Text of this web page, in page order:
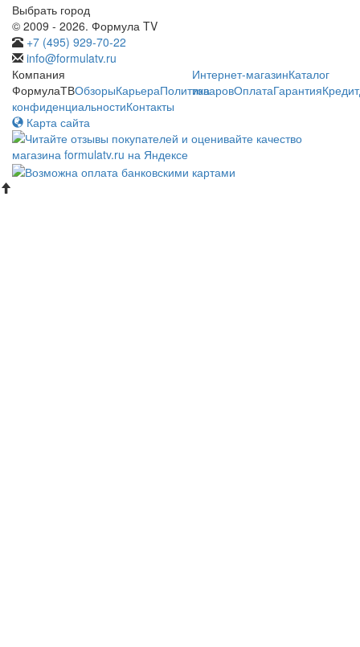
Выбрать город
© 2009 - 2026. Формула TV
+7 (495) 929-70-22
info@formulatv.ru
Компания
ФормулаТВОбзорыКарьераПолитика
конфиденциальностиКонтакты
Интернет-магазинКаталог
товаровОплатаГарантияКредит
Карта сайта